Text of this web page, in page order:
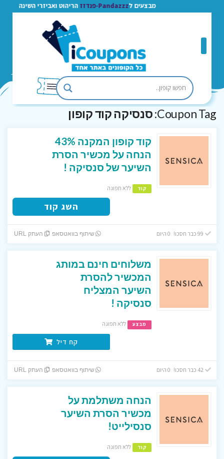
מבצעים ל Pandazzz-פנדזז הריהוט ואביזרי השינה
Coupon Tag: סנסיקה קוד קופון
קוד קופון המקנה 43%
הנחה על מכשיר הסרת
השיער של סנסיקה !
קוד ללא תפוגה
השג קוד
שיתוף בוואטסאפ העתק URL
משלוחים חינם במותג
המכשיר להסרת
השיער המצליח
סנסיקה !
מבצע ללא תפוגה
קח דיל
42 כבר חסכו! 0 היום שיתוף בוואטסאפ העתק URL
הנחה משתלמת על
מכשיר הסרת השיער
סנסילייט!
קוד ללא תפוגה